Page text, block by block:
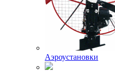
Аэроустановки